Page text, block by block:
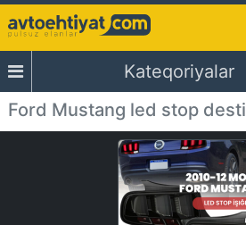
Kateqoriyalar
Ford Mustang led stop desti